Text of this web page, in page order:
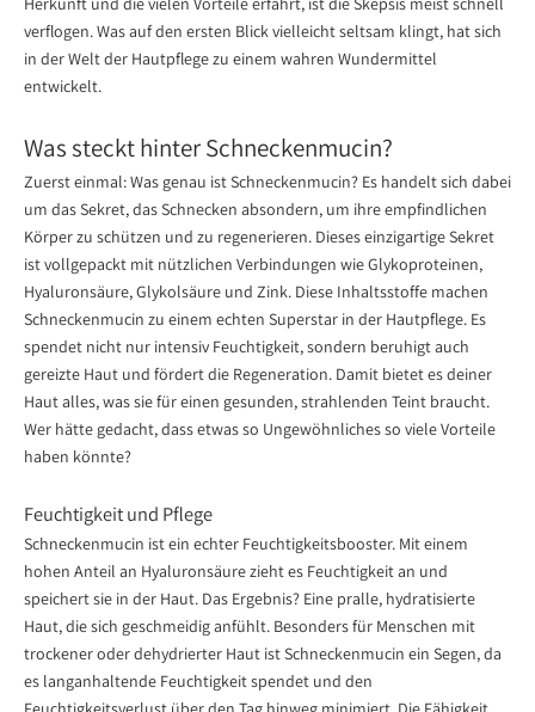
verflogen. Was auf den ersten Blick vielleicht seltsam klingt, hat sich
in der Welt der Hautpflege zu einem wahren Wundermittel
entwickelt.
Was steckt hinter Schneckenmucin?
Zuerst einmal: Was genau ist Schneckenmucin? Es handelt sich dabei
um das Sekret, das Schnecken absondern, um ihre empfindlichen
Körper zu schützen und zu regenerieren. Dieses einzigartige Sekret
ist vollgepackt mit nützlichen Verbindungen wie Glykoproteinen,
Hyaluronsäure, Glykolsäure und Zink. Diese Inhaltsstoffe machen
Schneckenmucin zu einem echten Superstar in der Hautpflege. Es
spendet nicht nur intensiv Feuchtigkeit, sondern beruhigt auch
gereizte Haut und fördert die Regeneration. Damit bietet es deiner
Haut alles, was sie für einen gesunden, strahlenden Teint braucht.
Wer hätte gedacht, dass etwas so Ungewöhnliches so viele Vorteile
haben könnte?
Feuchtigkeit und Pflege
Schneckenmucin ist ein echter Feuchtigkeitsbooster. Mit einem
hohen Anteil an Hyaluronsäure zieht es Feuchtigkeit an und
speichert sie in der Haut. Das Ergebnis? Eine pralle, hydratisierte
Haut, die sich geschmeidig anfühlt. Besonders für Menschen mit
trockener oder dehydrierter Haut ist Schneckenmucin ein Segen, da
es langanhaltende Feuchtigkeit spendet und den